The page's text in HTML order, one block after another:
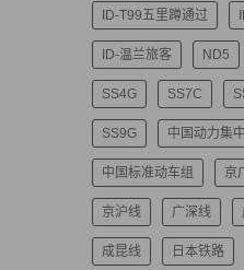
ID-T99五里蹲通过
ID-温兰旅客 ND5
SS4G SS7C
SS9G 中国动力集
中国标准动车组 京
京沪线 广深线
成昆线 日本铁路